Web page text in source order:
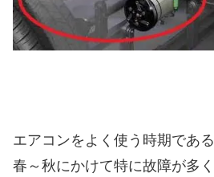
エアコンをよく使う時期である
春～秋にかけて特に故障が多く